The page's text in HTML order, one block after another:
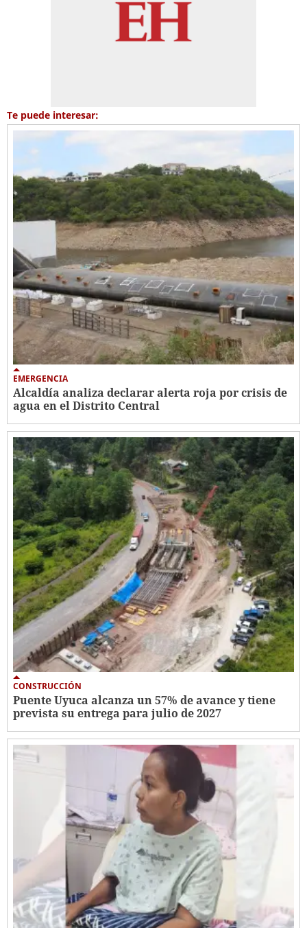
Te puede interesar:
EMERGENCIA
Alcaldía analiza declarar alerta roja por crisis de
agua en el Distrito Central
CONSTRUCCIÓN
Puente Uyuca alcanza un 57% de avance y tiene
prevista su entrega para julio de 2027